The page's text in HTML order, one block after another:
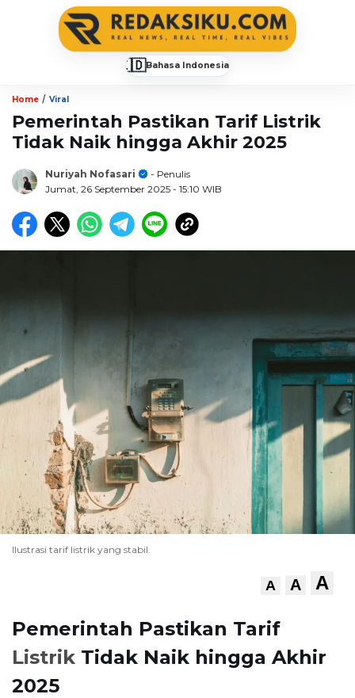
🇮🇩Bahasa Indonesia
Home / Viral
Pemerintah Pastikan Tarif Listrik
Tidak Naik hingga Akhir 2025
Nuriyah Nofasari
- Penulis
Jumat, 26 September 2025 - 15:10 WIB
Ilustrasi tarif listrik yang stabil.
A A A
Pemerintah Pastikan Tarif
Listrik Tidak Naik hingga Akhir
2025